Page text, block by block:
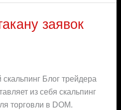
заявок
Блог трейдера
из себя скальпинг
торговли в DOM.